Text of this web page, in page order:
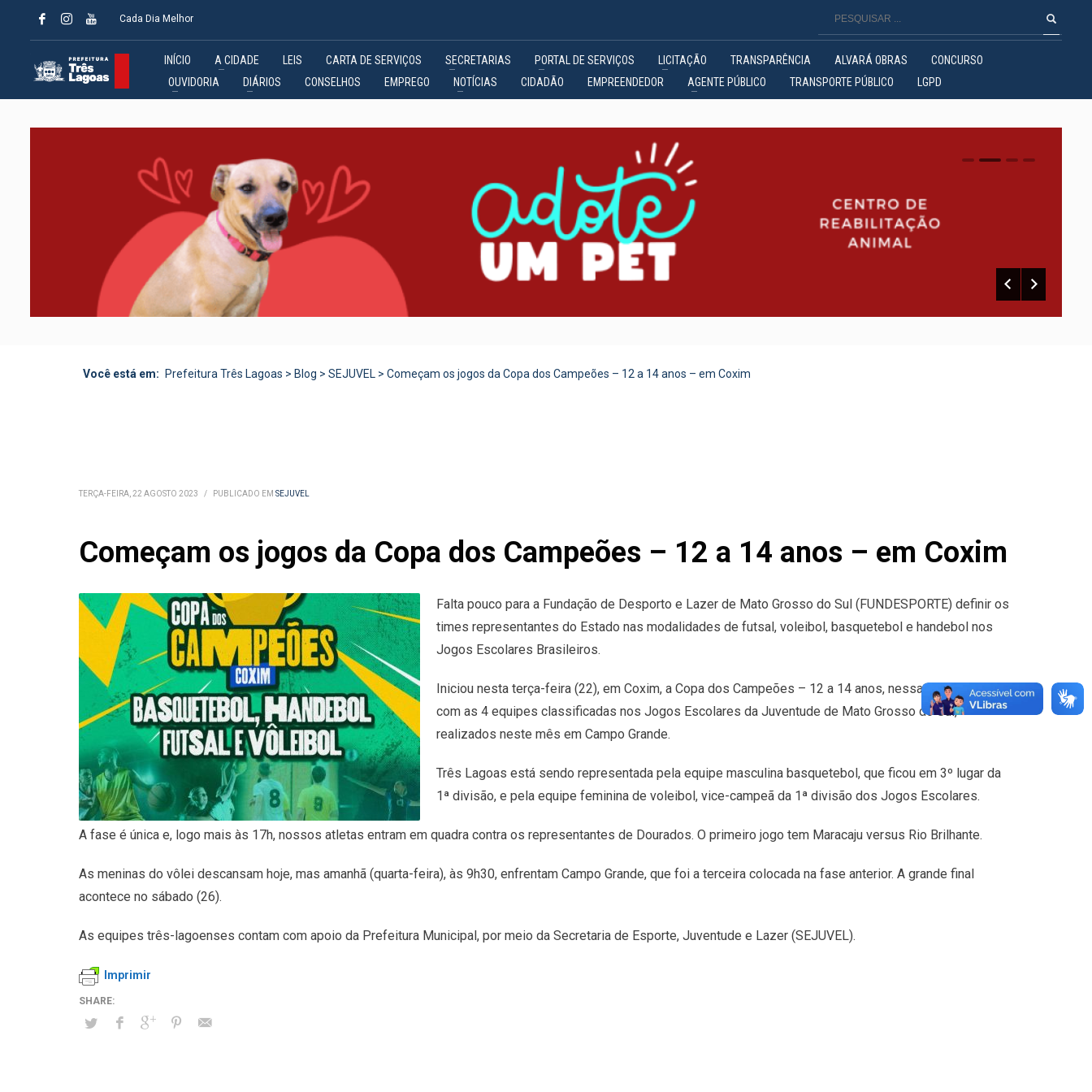
Cada Dia Melhor
INÍCIO A CIDADE LEIS CARTA DE SERVIÇOS SECRETARIAS PORTAL DE SERVIÇOS LICITAÇÃO TRANSPARÊNCIA ALVARÁ OBRAS
CONCURSO
OUVIDORIA
DIÁRIOS CONSELHOS EMPREGO NOTÍCIAS CIDADÃO EMPREENDEDOR AGENTE PÚBLICO TRANSPORTE PÚBLICO LGPD
0 1 2
Você está em: Prefeitura Três Lagoas > Blog > SEJUVEL > Começam os jogos da Copa dos Campeões – 12 a 14 anos – em Coxim
TERÇA-FEIRA, 22 AGOSTO 2023 / PUBLICADO EM SEJUVEL
Começam os jogos da Copa dos Campeões – 12 a 14 anos – em Coxim
Falta pouco para a Fundação de Desporto e Lazer de Mato Grosso do Sul (FUNDESPORTE) definir os
times representantes do Estado nas modalidades de futsal, voleibol, basquetebol e handebol nos
Jogos Escolares Brasileiros.
Iniciou nesta terça-feira (22), em Coxim, a Copa dos Campeões – 12 a 14 anos, nessas modalidades,
com as 4 equipes classificadas nos Jogos Escolares da Juventude de Mato Grosso do Sul,
realizados neste mês em Campo Grande.
Três Lagoas está sendo representada pela equipe masculina basquetebol, que ficou em 3º lugar da
1ª divisão, e pela equipe feminina de voleibol, vice-campeã da 1ª divisão dos Jogos Escolares.
A fase é única e, logo mais às 17h, nossos atletas entram em quadra contra os representantes de Dourados. O primeiro jogo tem Maracaju versus Rio Brilhante.
As meninas do vôlei descansam hoje, mas amanhã (quarta-feira), às 9h30, enfrentam Campo Grande, que foi a terceira colocada na fase anterior. A grande final
acontece no sábado (26).
As equipes três-lagoenses contam com apoio da Prefeitura Municipal, por meio da Secretaria de Esporte, Juventude e Lazer (SEJUVEL).
Imprimir